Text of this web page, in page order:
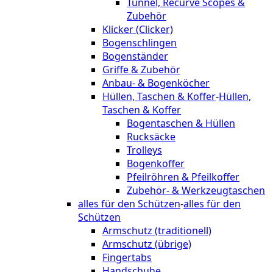
Zubehör
Klicker (Clicker)
Bogenschlingen
Bogenständer
Griffe & Zubehör
Anbau- & Bogenköcher
Hüllen, Taschen & Koffer-Hüllen,
Taschen & Koffer
Bogentaschen & Hüllen
Rucksäcke
Trolleys
Bogenkoffer
Pfeilröhren & Pfeilkoffer
Zubehör- & Werkzeugtaschen
alles für den Schützen-alles für den
Schützen
Armschutz (traditionell)
Armschutz (übrige)
Fingertabs